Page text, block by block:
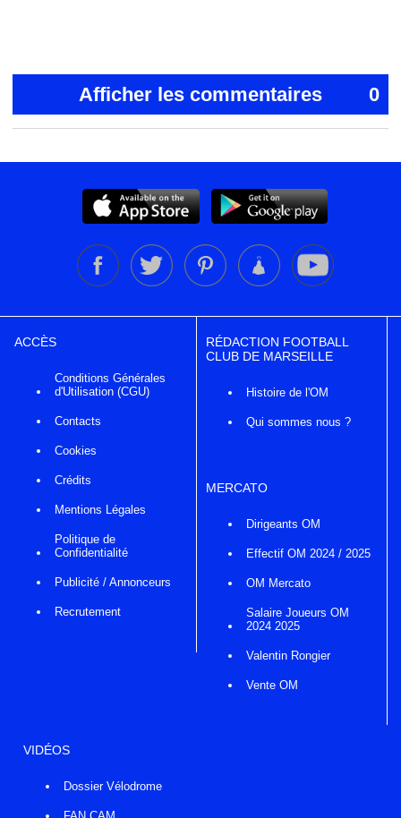
Afficher les commentaires 0
ACCÈS
Conditions Générales
d'Utilisation (CGU)
Contacts
Cookies
Crédits
Mentions Légales
Politique de
Confidentialité
Publicité / Annonceurs
Recrutement
RÉDACTION FOOTBALL
CLUB DE MARSEILLE
Histoire de l'OM
Qui sommes nous ?
MERCATO
Dirigeants OM
Effectif OM 2024 / 2025
OM Mercato
Salaire Joueurs OM
2024 2025
Valentin Rongier
Vente OM
VIDÉOS
Dossier Vélodrome